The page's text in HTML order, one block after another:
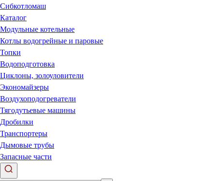
Каталог
Модульные котельные
Котлы водогрейные и паровые
Топки
Водоподготовка
Циклоны, золоуловители
Экономайзеры
Воздухоподогреватели
Тягодутьевые машины
Дробилки
Транспортеры
Дымовые трубы
Запасные части